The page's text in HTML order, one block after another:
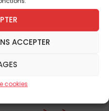
ACCEPTER
cookies
les
d’esprit
dans
?
paradoxe de votre
La première
à lire cet
autres